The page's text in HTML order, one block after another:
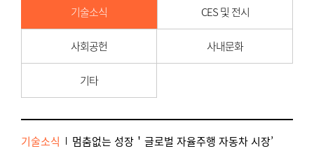
기술소식 CES 및 전시
사회공헌 사내문화
기타
기술소식 멈춤없는 성장＇글로벌 자율주행 자동차 시장’